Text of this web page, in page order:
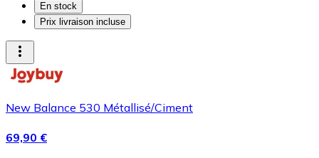
En stock
Prix livraison incluse
New Balance 530 Métallisé/Ciment
69,90 €